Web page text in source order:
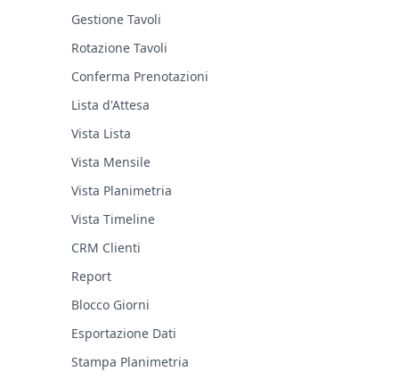
Gestione Tavoli
Rotazione Tavoli
Conferma Prenotazioni
Lista d'Attesa
Vista Lista
Vista Mensile
Vista Planimetria
Vista Timeline
CRM Clienti
Report
Blocco Giorni
Esportazione Dati
Stampa Planimetria